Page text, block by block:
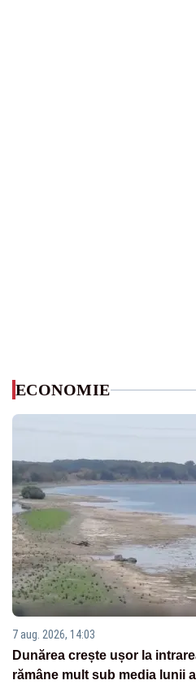
ECONOMIE
7 aug. 2026, 14:03
Dunărea crește ușor la
rămâne mult sub media lunii